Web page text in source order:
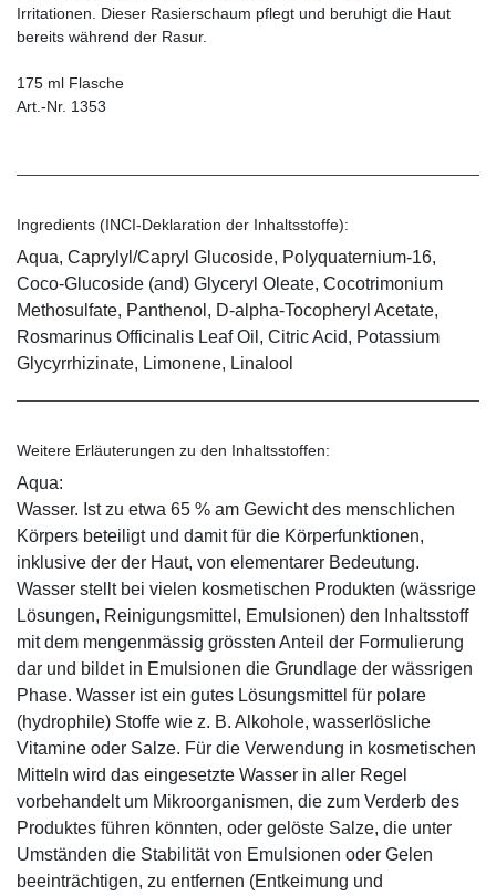
Irritationen. Dieser Rasierschaum pflegt und beruhigt die Haut
bereits während der Rasur.
175 ml Flasche
Art.-Nr. 1353
Ingredients (INCI-Deklaration der Inhaltsstoffe):
Aqua, Caprylyl/Capryl Glucoside, Polyquaternium-16,
Coco-Glucoside (and) Glyceryl Oleate, Cocotrimonium
Methosulfate, Panthenol, D-alpha-Tocopheryl Acetate,
Rosmarinus Officinalis Leaf Oil, Citric Acid, Potassium
Glycyrrhizinate, Limonene, Linalool
Weitere Erläuterungen zu den Inhaltsstoffen:
Aqua:
Wasser. Ist zu etwa 65 % am Gewicht des menschlichen
Körpers beteiligt und damit für die Körperfunktionen,
inklusive der der Haut, von elementarer Bedeutung.
Wasser stellt bei vielen kosmetischen Produkten (wässrige
Lösungen, Reinigungsmittel, Emulsionen) den Inhaltsstoff
mit dem mengenmässig grössten Anteil der Formulierung
dar und bildet in Emulsionen die Grundlage der wässrigen
Phase. Wasser ist ein gutes Lösungsmittel für polare
(hydrophile) Stoffe wie z. B. Alkohole, wasserlösliche
Vitamine oder Salze. Für die Verwendung in kosmetischen
Mitteln wird das eingesetzte Wasser in aller Regel
vorbehandelt um Mikroorganismen, die zum Verderb des
Produktes führen könnten, oder gelöste Salze, die unter
Umständen die Stabilität von Emulsionen oder Gelen
beeinträchtigen, zu entfernen (Entkeimung und